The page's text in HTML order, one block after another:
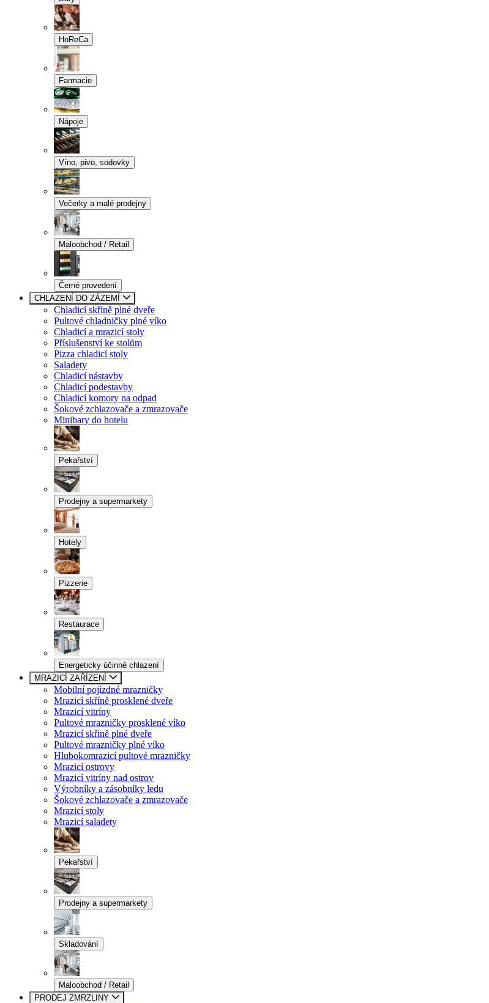
HoReCa
Farmacie
Nápoje
Víno, pivo, sodovky
Večerky a malé prodejny
Maloobchod / Retail
Černé provedení
CHLAZENÍ DO ZÁZEMÍ
Chladicí skříně plné dveře
Pultové chladničky plné víko
Chladicí a mrazicí stoly
Příslušenství ke stolům
Pizza chladicí stoly
Saladety
Chladicí nástavby
Chladicí podestavby
Chladicí komory na odpad
Šokové zchlazovače a zmrazovače
Minibary do hotelu
Pekařství
Prodejny a supermarkety
Hotely
Pizzerie
Restaurace
Energeticky účinné chlazení
MRAZICÍ ZAŘÍZENÍ
Mobilní pojízdné mrazničky
Mrazicí skříně prosklené dveře
Mrazicí vitríny
Pultové mrazničky prosklené víko
Mrazicí skříně plné dveře
Pultové mrazničky plné víko
Hlubokomrazicí pultové mrazničky
Mrazicí ostrovy
Mrazicí vitríny nad ostrov
Výrobníky a zásobníky ledu
Šokové zchlazovače a zmrazovače
Mrazicí stoly
Mrazicí saladety
Pekařství
Prodejny a supermarkety
Skladování
Maloobchod / Retail
PRODEJ ZMRZLINY